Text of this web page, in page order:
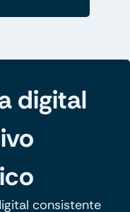
digital
consistente